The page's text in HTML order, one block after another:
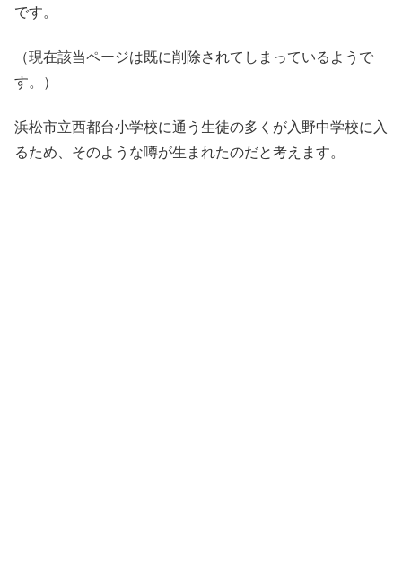
です。
（現在該当ページは既に削除されてしまっているようで
す。）
浜松市立西都台小学校に通う生徒の多くが入野中学校に入
るため、そのような噂が生まれたのだと考えます。